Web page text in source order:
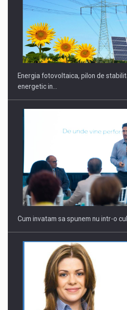
Energia fotovoltaica, pilon de
energetic in…
Cum invatam sa spunem nu intr-o